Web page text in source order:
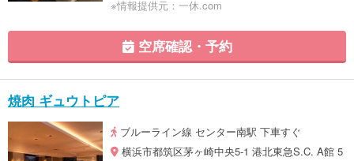
※情報提供元：一休.com
空席確認・予約
焼肉 ギュウトピア
ブルーライン線 センター南駅 下車すぐ
横浜市都筑区茅ヶ崎中央5-1 港北東急S.C. A館 5